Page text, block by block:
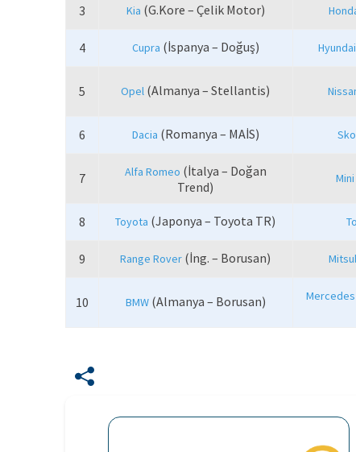
3 Kia (G.Kore – Çelik Motor)
4 Cupra (İspanya – Doğuş) Hyundai
5 Opel (Almanya – Stellantis)
6 Dacia (Romanya – MAİS)
7 Alfa Romeo (İtalya – Doğan
Trend)
Mini
8 Toyota (Japonya – Toyota TR)
9 Range Rover (İng. – Borusan)
10 BMW (Almanya – Borusan) Mercedes